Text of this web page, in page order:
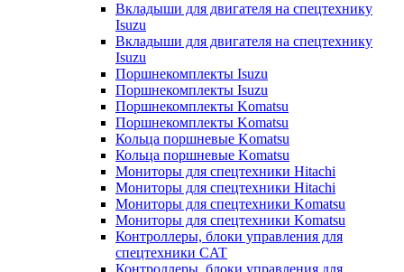
Вкладыши для двигателя на спецтехнику
Isuzu
Вкладыши для двигателя на спецтехнику
Isuzu
Поршнекомплекты Isuzu
Поршнекомплекты Isuzu
Поршнекомплекты Komatsu
Поршнекомплекты Komatsu
Кольца поршневые Komatsu
Кольца поршневые Komatsu
Мониторы для спецтехники Hitachi
Мониторы для спецтехники Hitachi
Мониторы для спецтехники Komatsu
Мониторы для спецтехники Komatsu
Контроллеры, блоки управления для
спецтехники CAT
Контроллеры, блоки управления для